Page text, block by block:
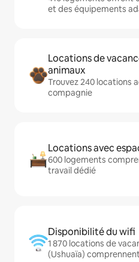
et des équipements
Locations de
animaux
Trouvez 240 locations
compagnie
Locations avec
600 logements
travail dédié
Disponibilité du wifi
1 870 locations de
(Ushuaïa)